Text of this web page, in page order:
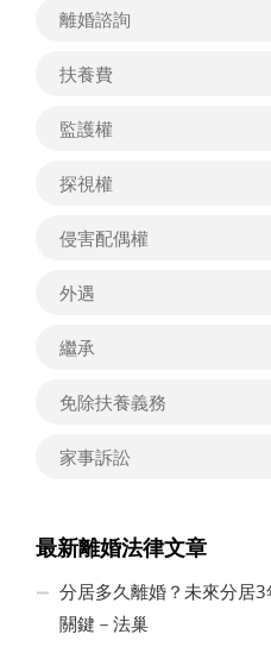
離婚諮詢
扶養費
監護權
探視權
侵害配偶權
外遇
繼承
免除扶養義務
家事訴訟
最新離婚法律文章
分居多久離婚？未來分居
關鍵－法巢